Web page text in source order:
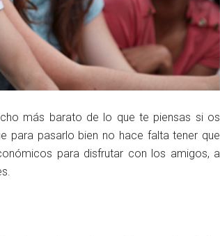
más barato de lo que te piensas si os
para pasarlo bien no hace falta tener que
para disfrutar con los amigos, a